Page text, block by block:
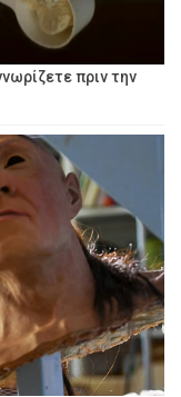
πριν την